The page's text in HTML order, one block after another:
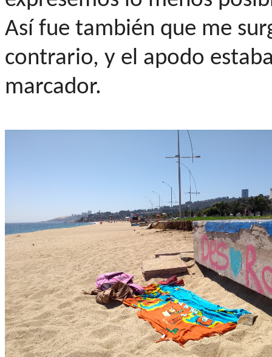
Así fue también que me
contrario, y el apodo
marcador.